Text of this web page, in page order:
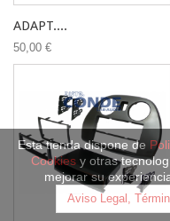
ADAPT....
50,00 €
Esta tienda dispone de
Cookiesy otras
mejorar su
Aviso Legal,